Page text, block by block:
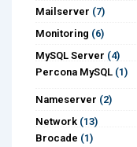
Mailserver (7)
Monitoring (6)
MySQL Server (4)
Percona MySQL (1)
Nameserver (2)
Network (13)
Brocade (1)